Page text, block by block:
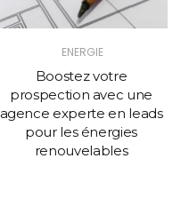
ENERGIE
Boostez votre
prospection avec une
agence experte en leads
pour les énergies
renouvelables